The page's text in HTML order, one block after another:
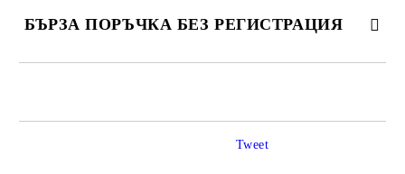
БЪРЗА ПОРЪЧКА БЕЗ РЕГИСТРАЦИЯ
Tweet